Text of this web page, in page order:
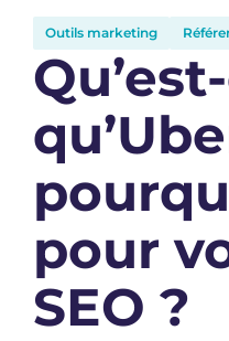
Outils marketing
pour
SEO ?